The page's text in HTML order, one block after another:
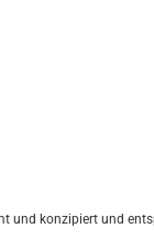
konzipiert und